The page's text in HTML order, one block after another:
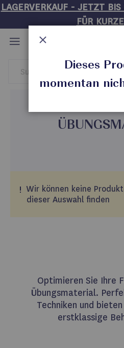
LAGERVERKAUF - JETZT
FÜR
Startseite
Wir können keine
dieser Auswahl finden
Optimieren Sie Ihre
Übungsmaterial.
Techniken und
erstklassige
Dieses
momentan